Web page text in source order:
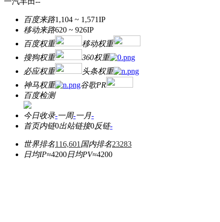
百度来路1,104 ~ 1,571IP
移动来路620 ~ 926IP
百度权重
移动权重
搜狗权重
360权重
必应权重
头条权重
神马权重
谷歌PR
百度检测
今日收录-一周-一月-
首页内链0出站链接0反链-
世界排名116,601 国内排名23283
日均IP≈4200日均PV≈4200